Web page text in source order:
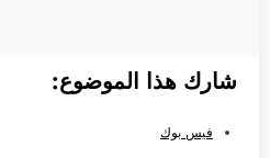
شارك هذا الموضوع:
فيس بوك